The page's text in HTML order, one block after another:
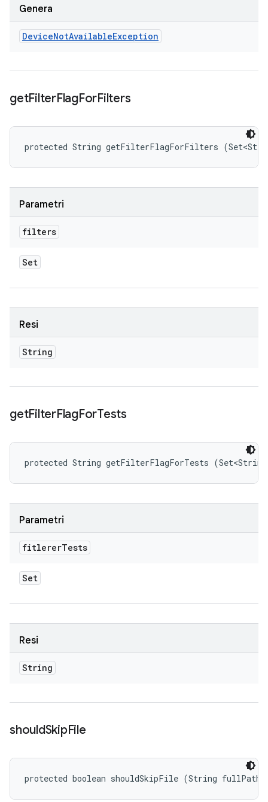
Genera
DeviceNotAvailableException
getFilterFlagForFilters
protected String getFilterFlagForFilters
Parametri
filters
Set
Resi
String
getFilterFlagForTests
protected String getFilterFlagForTests
Parametri
fitlererTests
Set
Resi
String
shouldSkipFile
protected boolean shouldSkipFile (String fullPath)